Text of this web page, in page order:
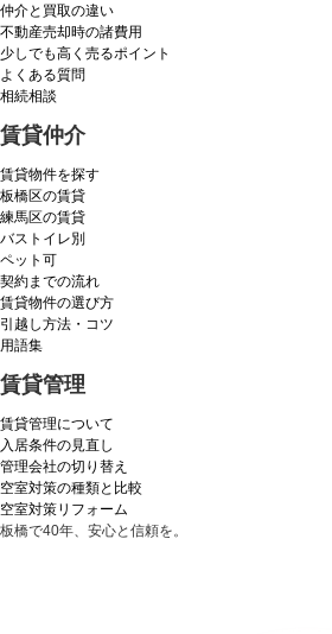
仲介と買取の違い
不動産売却時の諸費用
少しでも高く売るポイント
よくある質問
相続相談
賃貸仲介
賃貸物件を探す
板橋区の賃貸
練馬区の賃貸
バストイレ別
ペット可
契約までの流れ
賃貸物件の選び方
引越し方法・コツ
用語集
賃貸管理
賃貸管理について
入居条件の見直し
管理会社の切り替え
空室対策の種類と比較
空室対策リフォーム
板橋で40年、安心と信頼を。